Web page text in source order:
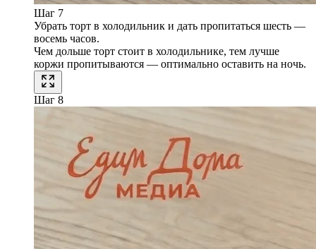
Шаг 7
Убрать торт в холодильник и дать пропитаться шесть —
восемь часов.
Чем дольше торт стоит в холодильнике, тем лучше
коржи пропитываются — оптимально оставить на ночь.
Шаг 8